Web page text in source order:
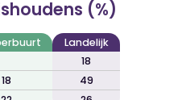
(%)
Landelijk
18
18
49